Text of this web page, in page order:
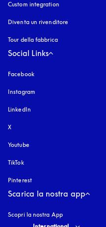
Custom integration
Diventa un rivenditore
Tour della fabbrica
Social Links
Facebook
Instagram
LinkedIn
X
Youtube
TikTok
Pinterest
Scarica la nostra app
Scopri la nostra App